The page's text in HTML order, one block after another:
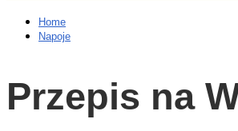
Home
Napoje
Przepis na